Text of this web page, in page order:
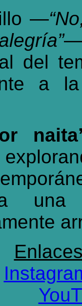
—
del
a